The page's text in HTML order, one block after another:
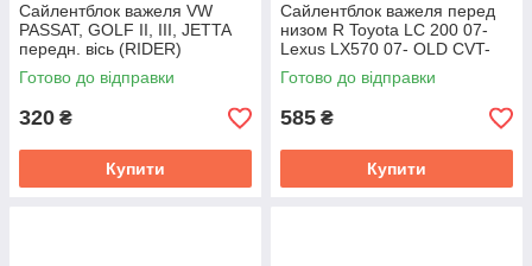
Сайлентблок важеля VW
PASSAT, GOLF II, III, JETTA
передн. вісь (RIDER)
RD.3445985411
Готово до відправки
320 ₴
Купити
Сайлентблок важеля перед
низом R Toyota LC 200 07-
Lexus LX570 07- OLD CVT-
106R (пр.во CTR) GV0572R
Готово до відправки
585 ₴
Купити